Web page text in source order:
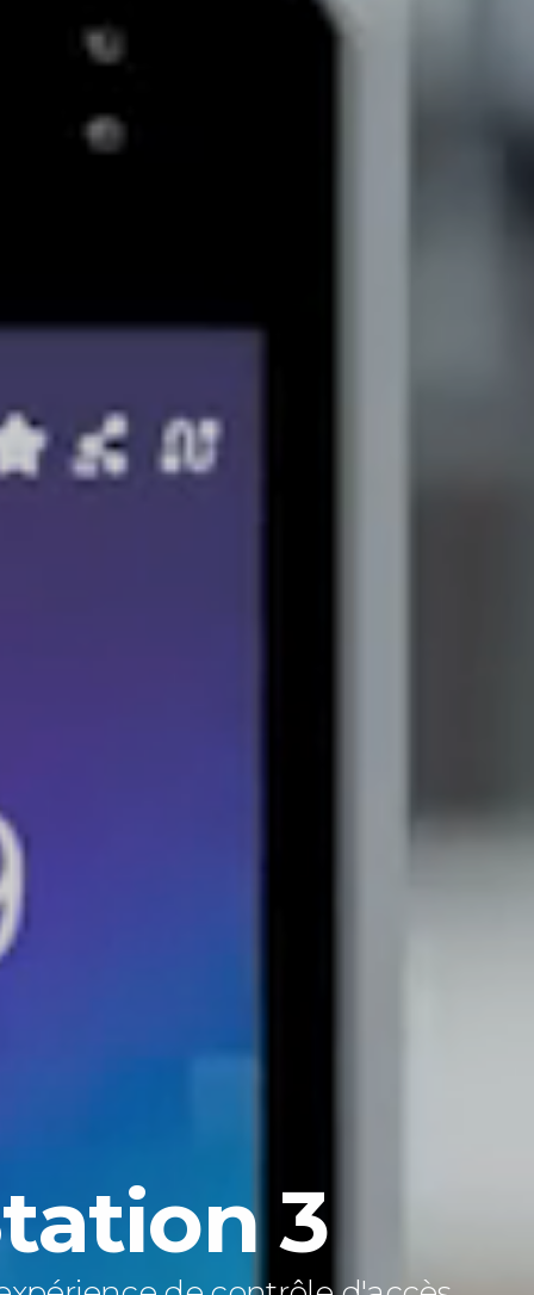
3